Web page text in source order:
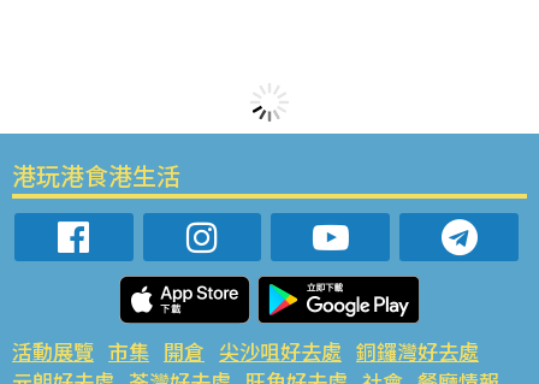
港玩港食港生活
活動展覽 市集 開倉 尖沙咀好去處 銅鑼灣好去處